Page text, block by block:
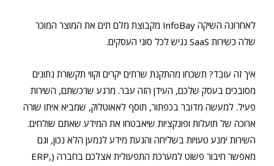
לאחרונה השיקה InfoBay מקבוצת מלם תים את המוצר המוכר
שלה כשירות SaaS נגיש לכל סוגי העסקים.
איך זה עובד? תשכחו מהתקנת שרתים יקרים וקווי תקשורת נתונים
מסובכים בעסק שלכם, העידן הזה עבר. מרגע שרכשתם, השירות
פעיל. למעשה מדובר בכפתור, תוסף לאאוטלוק, שמביא איתו שורה
ארוכה של תועלות ופונקציות שיאבטחו את המידע שאתם שולחים.
השירות ימנע טעויות בשליחה והגעת מידע לנמען הלא נכון, וגם
מאפשר חיבור פשוט למערכת התפעולית אצלכם בחברה (ERP,